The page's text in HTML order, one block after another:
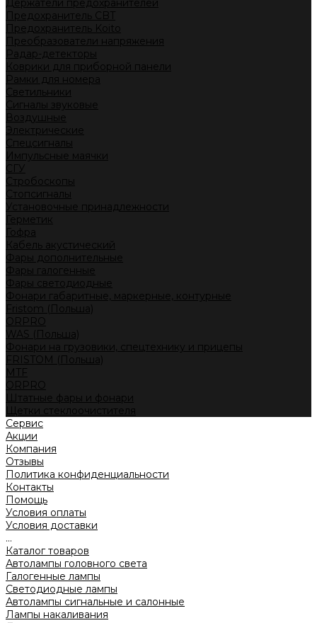
Держатели предохранителей
Предохранитель CBT
Предохранитель Koito
Преобразователи напряжения
Радар-детекторы
Коврики для приборной панели
Рамки для номера
Светильники
Сигналы звуковые
Воздушные
Электрические
Спецсигналы
Импульсные маячки
СГУ
Стробоскопы
Стопсигналы
Установочные принадлежности
Герметик
Гофра
Кабель акустический
Фары дополнительные
Фары галогенные
Фары светодиодные
Фонари габаритные, маркерные, контурные
Fristom (Польша)
ORPRO
WAS (Польша)
Фонари на грузовики, спецтехнику и прицепы
FRISTOM (Польша)
MTF
ORPRO
Штатные фары и фонари
Щетки стеклоочистителя
Сервис
Акции
Компания
Отзывы
Политика конфиденциальности
Контакты
Помощь
Условия оплаты
Условия доставки
...
Каталог товаров
Автолампы головного света
Галогенные лампы
Светодиодные лампы
Автолампы сигнальные и салонные
Лампы накаливания